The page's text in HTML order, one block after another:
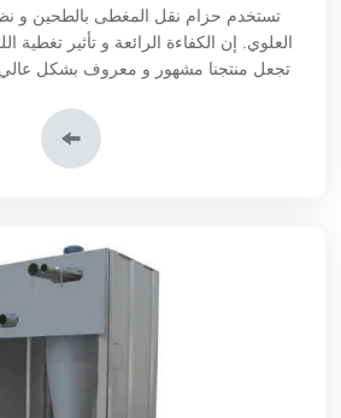
تستخدم حزام نقل المغطى بالطحين و
العلوي. إن الكفاءة الرائعة و تأثير تغطية
تجعل منتجنا مشهور و معروف بشكل عالي.
العجينة.